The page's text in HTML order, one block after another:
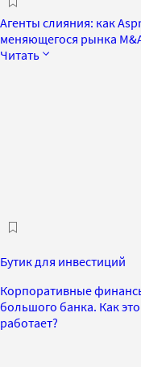
Агенты слияния: как
меняющегося рынка
Читать
Бутик для инвестиций
Корпоративные
большого банка. Как это
работает?